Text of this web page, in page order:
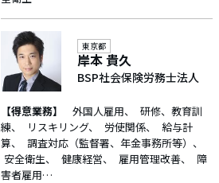
岸本 貴久
東京都
BSP社会保険労務士法人
【得意業務】 外国人雇用
研修、教育訓
練
リスキリング 労使関係
給与計
算
調査対応（監督署、年金事務所等）
安全衛生
健康経営 雇用管理改善
障
害者雇用…